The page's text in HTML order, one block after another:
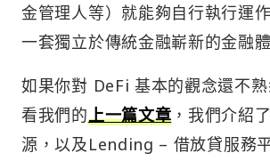
金管理人等）就能夠自行執行運
一套獨立於傳統金融嶄新的金融
如果你對 DeFi 基本的觀念還不
看我們的上一篇文章 ，我們介紹
源，以及Lending – 借放貸服務